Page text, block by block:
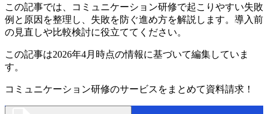
この記事では、コミュニケーション研修で起こりやすい失敗
例と原因を整理し、失敗を防ぐ進め方を解説します。導入前
の見直しや比較検討に役立ててください。
この記事は2026年4月時点の情報に基づいて編集していま
す。
コミュニケーション研修のサービスをまとめて資料請求！